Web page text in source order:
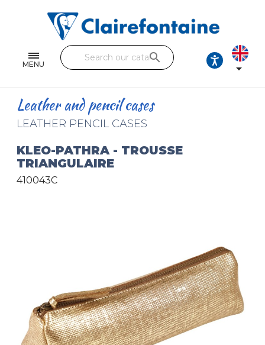
MENU
Single and double sheets
Fine arts
Handicraft
Pencil cases & Leather goods
search

Leather and pencil cases
LEATHER PENCIL CASES
KLEO-PATHRA - TROUSSE
TRIANGULAIRE
410043C